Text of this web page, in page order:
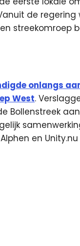
de
streekomroep
onlangs
West.
Bollenstreek
en